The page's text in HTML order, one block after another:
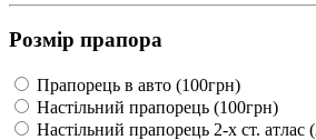
Розмір прапора
Прапорець в авто (100грн)
Настільний прапорець (100грн)
Настільний прапорець 2-х ст. атлас